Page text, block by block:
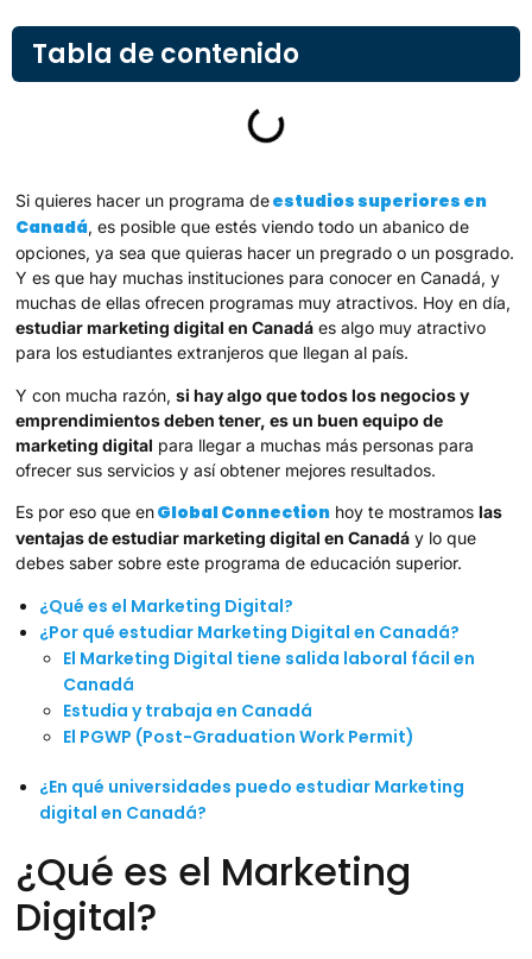
Tabla de contenido
Si quieres hacer un programa deestudios superiores en
Canadá, es posible que estés viendo todo un abanico de
opciones, ya sea que quieras hacer un pregrado o un posgrado.
Y es que hay muchas instituciones para conocer en Canadá, y
muchas de ellas ofrecen programas muy atractivos. Hoy en día,
estudiar marketing digital en Canadá es algo muy atractivo
para los estudiantes extranjeros que llegan al país.
Y con mucha razón,si hay algo que todos los negocios y
emprendimientos deben tener, es un buen equipo de
marketing digital para llegar a muchas más personas para
ofrecer sus servicios y así obtener mejores resultados.
Es por eso que enGlobal Connection hoy te mostramoslas
ventajas de estudiar marketing digital en Canadá y lo que
debes saber sobre este programa de educación superior.
¿Qué es el Marketing Digital?
¿Por qué estudiar Marketing Digital en Canadá?
El Marketing Digital tiene salida laboral fácil en
Canadá
Estudia y trabaja en Canadá
El PGWP (Post-Graduation Work Permit)
¿En qué universidades puedo estudiar Marketing
digital en Canadá?
¿Qué es el Marketing
Digital?